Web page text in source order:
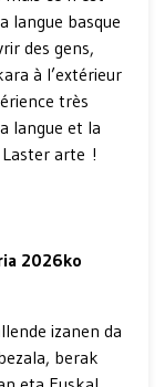
langue basque
des gens,
à l’extérieur
très
langue et la
Laster arte !
2026ko
izanen da
berak